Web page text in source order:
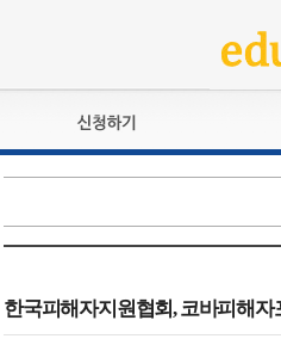
교육훈련
자격복원
한국피해자지원협회, 코바피해자